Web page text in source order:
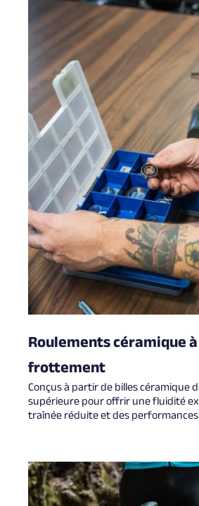
Roulements céramique
frottement
Conçus à partir de billes céramique
supérieure pour offrir une fluidité
traînée réduite et des